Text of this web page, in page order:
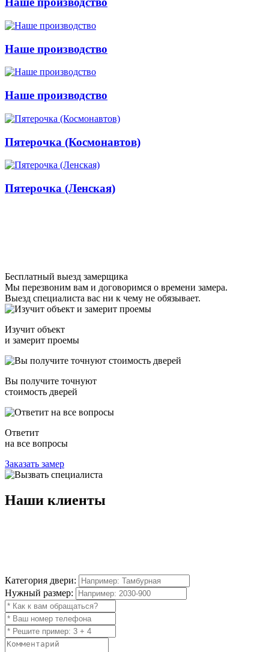
Наше производство
Наше производство
Пятерочка (Космонавтов)
Пятерочка (Ленская)
Бесплатный выезд замерщика
Мы перезвоним вам и договоримся о времени замера.
Выезд специалиста вас ни к чему не обязывает.
Изучит объект
и замерит проемы
Вы получите точнуют
стоимость дверей
Ответит
на все вопросы
Заказать замер
Наши клиенты
Категория двери:
Нужный размер: